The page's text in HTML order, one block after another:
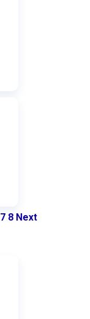
7 8 Next